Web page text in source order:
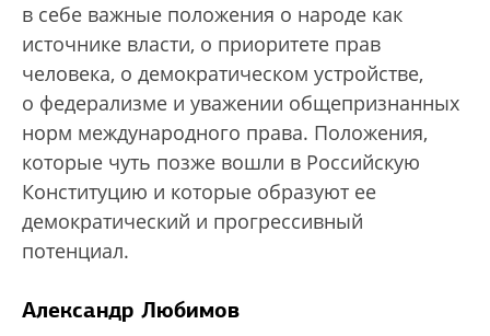
в себе важные положения о народе как
источнике власти, о приоритете прав
человека, о демократическом устройстве,
о федерализме и уважении общепризнанных
норм международного права. Положения,
которые чуть позже вошли в Российскую
Конституцию и которые образуют ее
демократический и прогрессивный
потенциал.
Александр Любимов